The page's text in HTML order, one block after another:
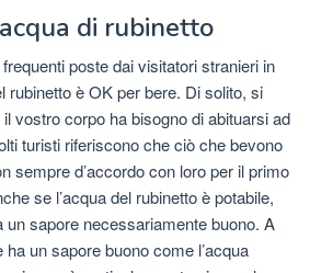
di rubinetto
poste dai visitatori stranieri in
rubinetto è OK per bere. Di solito, si
il vostro corpo ha bisogno di abituarsi ad
turisti riferiscono che ciò che bevono
sempre d’accordo con loro per il primo
se l’acqua del rubinetto è potabile,
sapore necessariamente buono. A
ha un sapore buono come l’acqua